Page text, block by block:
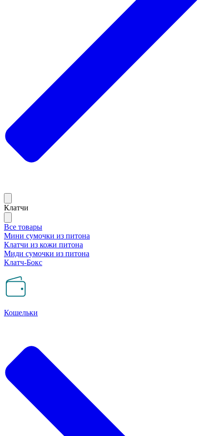
Клатчи
Все товары
Мини сумочки из питона
Клатчи из кожи питона
Миди сумочки из питона
Клатч-Бокс
Кошельки